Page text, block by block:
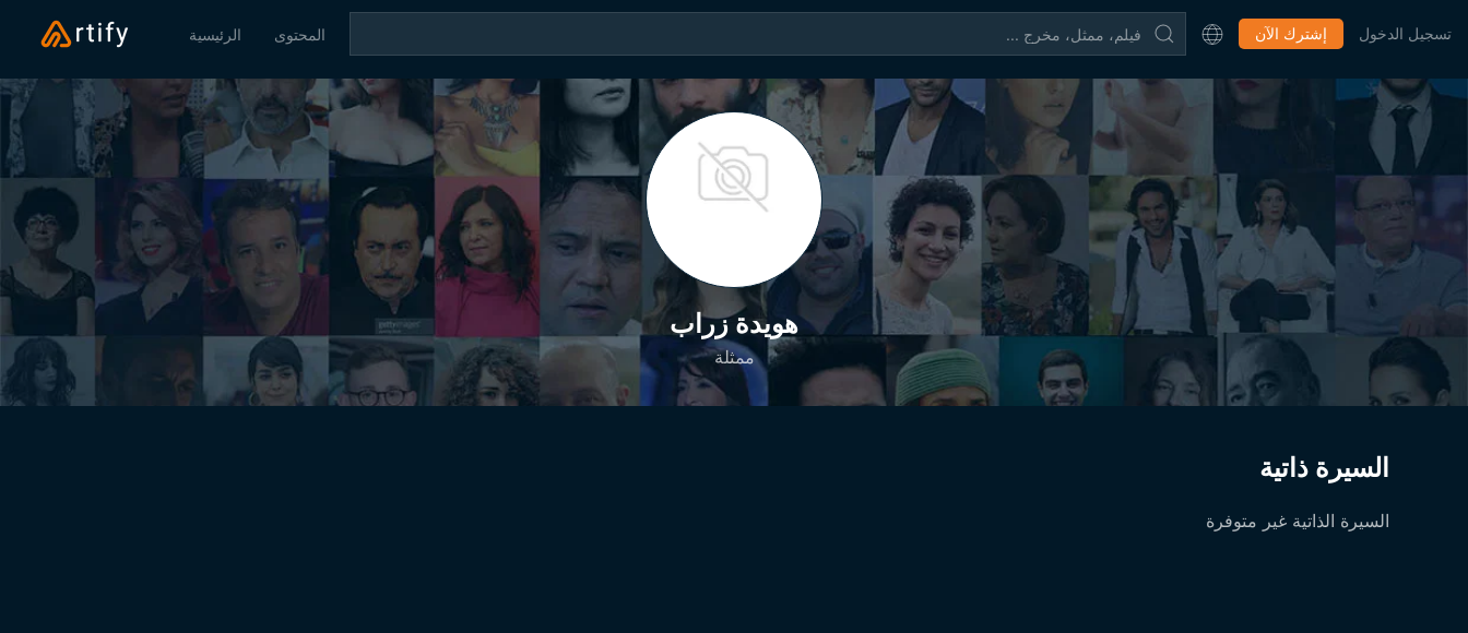
الرئيسية المحتوى إشترك الآن تسجيل الدخول
هويدة زراب
ممثلة
السيرة ذاتية
السيرة الذاتية غير متوفرة